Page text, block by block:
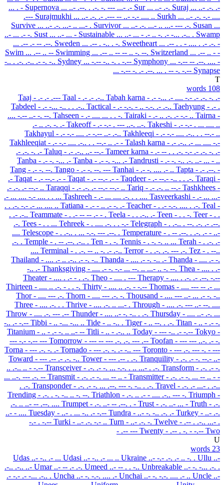
... . - Supernova ... ..- .--. . .-. -. --- ...- .- Sur ... ..- .-. Suraj ... ..- .-. .-
.--- Surajmukhi ... ..- .-. .- .--- -- ..- -.- .... .. Surkh ... ..- .-. -.- ....
Survive ... ..- .-. ...- .. ...- . Survivor ... ..- .-. ...- .. ...- --- .-. Susan ...
..- ... .- -. Sust ... ..- ... - Sustainable ... ..- ... - .- .. -. .- -... .-.. . Swamp
... .-- .- -- .--. Sweden ... .-- . -.. . -. Sweetheart ... .-- . . - .... . .- .-. -
Swim ... .-- .. -- Swimming ... .-- .. -- -- .. -. --. Switzerland ... .-- .. - -
-.. . .-. .-.. .- -. -.. Sydney ... -.-- -.. -. . -.-- Symphony ... -.-- -- .--. .... -
-- -. -.-- Synapse
... -.-- -. .- .--. ... .
T
108 words
Taaj - .- .- .--- Taal - .- .- .-.. Tabah karna - .- -... .- .... -.- .- .-. -. .-
Tabdeel - .- -... -.. . . .-.. Tactical - .- -.-. - .. -.-. .- .-.. Taehyung - .- .
.... -.-- ..- -. --. Tahseen - .- .... ... . . -. Tairaki - .- .. .-. .- -.- .. Tairna -
.- .. .-. -. .- Takeoff- .- -.- . --- ..-. ..-. Takeshi - .- -.- . ... .... ..
Takhayul - .- -.- .... .- -.-- ..- .-.. Takhleeqi - .- -.- .... .-.. . . --.- ..
Takhleeqiat - .- -.- .... .-.. . . --.- .. .- - Talash karna - .- .-.. .- ... .... -.-
.- .-. -. .- Taluq - .- .-.. ..- --.- Tameer karna - .- -- . . .-. -.- .- .-. -. .-
Tanba - .- -. -... .- Tanba - .- -. -... .- Tandrusti - .- -. -.. .-. ..- ... - ..
Tang - .- -. --. Tango - .- -. --. --- Tanhai - .- -. .... .- .. Tapta - .- .--. -
.- Taqat - .- --.- .- - Taqat - .- --.- .- - Taqdeer- .- --.- -.. . . .-. Taraqi -
.- .-. .- --.- .. Taraqqi - .- .-. .- --.- --.- .. Tariq - .- .-. .. --.- Tashkhees -
.- ... .... -.- .... . . ... Tashreeh - .- ... .... .-. . . .... Tasveerkashi - .- ... ...-
. . .-. -.- .- ... .... .. Tatiana - .- - .. .- -. .- Teacher- . .- -.-. .... . .-. Teal -
. .- .-.. Teammate - . .- -- -- .- - . Teela - . . .-.. .- Teen - . . -. Teer- . .
.-. Tees - . . ... Tehreek - . .... .-. . . -.- Telegraph - . .-.. . --. .-. .- .--.
.... Telescope - . .-.. . ... -.-. --- .--. . Temperature - . -- .--. . .-. .- - ..-
.-. . Temple - . -- .--. .-.. . Ten - . -. Tennis - . -. -. .. ... Terah - . .-. .-
.... Terminal - . .-. -- .. -. .- .-.. Terror- . .-. .-. --- .-. Tez - . --..
Thailand - .... .- .. .-.. .- -. -.. Thanda - .... .- -. -.. .- Thanda - .... .- -.
-.. .- Thanksgiving - .... .- -. -.- ... --. .. ...- .. -. --. Thea - .... . .-
Theater- .... . .- - . .-. Theo - .... . --- Therapy - .... . .-. .- .--. -.--
Thirteen - .... .. .-. - . . -. Thirty - .... .. .-. - -.-- Thomas - .... --- -- .- ...
Thor- .... --- .-. Thorn - .... --- .-. -. Thousand - .... --- ..- ... .- -. -..
Three - .... .-. . . Thrive - .... .-. .. ...- . Through - .... .-. --- ..- --. ....
Throw - .... .-. --- .-- Thunder- .... ..- -. -.. . .-. Thursday - .... ..- .-. ...
-.. .- -.-- Tibbi - .. -... -... .. Tide - .. -.. . Tiger- .. --. . .-. Titan - .. - .- -.
Titanium - .. - .- -. .. ..- -- Titli - .. - .-.. .. Today - --- -.. .- -.-- Tokyo -
--- -.- -.-- --- Tomorrow - --- -- --- .-. .-. --- .-- Toofan - --- --- ..-. .- -.
Torna - --- .-. -. .- Tornado - --- .-. -. .- -.. --- Toronto - --- .-. --- -. - ---
Toward - --- .-- .- .-. -.. Tower- --- .-- . .-. Tranquility - .-. .- -. --.- ..-
.. .-.. .. - -.-- Transceiver- .-. .- -. ... -.-. . .. ...- . .-. Transform - .-. .- -.
... ..-. --- .-. -- Transmit - .-. .- -. ... -- .. - Transmitter- .-. .- -. ... -- .. - -
. .-. Transponder- .-. .- -. ... .--. --- -. -.. . .-. Travel - .-. .- ...- . .-..
Trending - .-. . -. -.. .. -. --. Triathlon - .-. .. .- - .... .-.. --- -. Triumph -
.-. .. ..- -- .--. .... Trumpet - .-. ..- -- .--. . - Trust - .-. ..- ... - Truth - .-.
..- - .... Tuesday - ..- . ... -.. .- -.-- Tundra - ..- -. -.. .-. .- Turkey - ..- .-.
-.- . -.-- Turki - ..- .-. -.- .. Turn - ..- .-. -. Twelve - .-- . .-.. ...- .
Twenty - .-- . -. - -.-- Two
- .-- ---
U
23 words
Udas ..- -.. .- ... Udasi ..- -.. .- ... .. Ukraine ..- -.- .-. .- .. -. . Ullu ..-
.-.. .-.. ..- Umar ..- -- .- .-. Umeed ..- -- . . -.. Unbreakable ..- -. -... .-. .
.- -.- .- -... .-.. . Uncha ..- -. -.-. .... .- Unchai ..- -. -.-. .... .- .. Uncle ..-